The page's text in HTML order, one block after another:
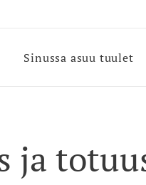
Sinussa asuu tuulet
ja